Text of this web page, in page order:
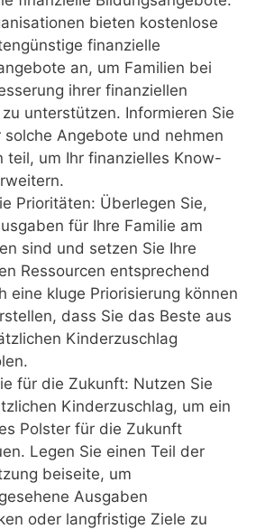
bieten kostenlose
finanzielle
an, um Familien bei
ihrer finanziellen
unterstützen. Informieren Sie
solche Angebote und nehmen
teil, um Ihr finanzielles Know-
Prioritäten: Überlegen Sie,
für Ihre Familie am
sind und setzen Sie Ihre
Ressourcen entsprechend
eine kluge Priorisierung können
dass Sie das Beste aus
Kinderzuschlag
für die Zukunft: Nutzen Sie
Kinderzuschlag, um ein
Polster für die Zukunft
Legen Sie einen Teil der
beiseite, um
Ausgaben
oder langfristige Ziele zu